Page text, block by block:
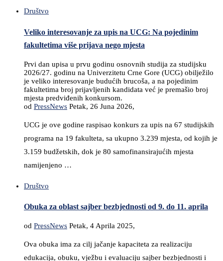
Društvo
Veliko interesovanje za upis na UCG: Na pojedinim
fakultetima više prijava nego mjesta
Prvi dan upisa u prvu godinu osnovnih studija za studijsku
2026/27. godinu na Univerzitetu Crne Gore (UCG) obilježilo
je veliko interesovanje budućih brucoša, a na pojedinim
fakultetima broj prijavljenih kandidata već je premašio broj
mjesta predviđenih konkursom.
od PressNews Petak, 26 Juna 2026,
UCG je ove godine raspisao konkurs za upis na 67 studijskih
programa na 19 fakulteta, sa ukupno 3.239 mjesta, od kojih je
3.159 budžetskih, dok je 80 samofinansirajućih mjesta
namijenjeno …
Društvo
Obuka za oblast sajber bezbjednosti od 9. do 11. aprila
od PressNews Petak, 4 Aprila 2025,
Ova obuka ima za cilj jačanje kapaciteta za realizaciju
edukacija, obuku, vježbu i evaluaciju sajber bezbjednosti i